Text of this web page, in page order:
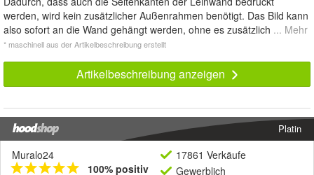
werden, wird kein zusätzlicher Außenrahmen benötigt. Das Bild kann
also sofort an die Wand gehängt werden, ohne es zusätzlich ... Mehr
* maschinell aus der Artikelbeschreibung erstellt
Artikelbeschreibung anzeigen
Platin
Muralo24
100% positiv
17861 Verkäufe
Gewerblich